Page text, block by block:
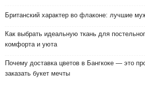
Британский характер во флаконе: лучшие
Как выбрать идеальную ткань для
комфорта и уюта
Почему доставка цветов в Бангкоке — это
заказать букет мечты